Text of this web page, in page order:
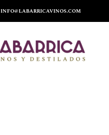
info@labarricavinos.com